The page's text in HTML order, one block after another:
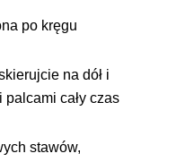
po kręgu
na dół i
cały czas
stawów,